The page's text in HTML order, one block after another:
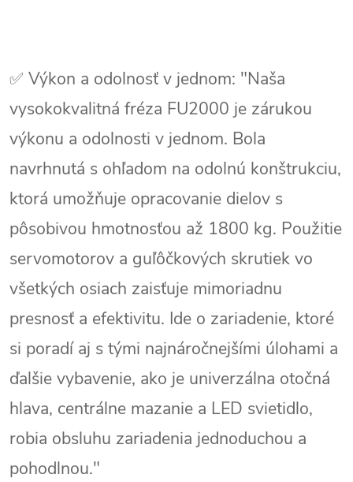
✅ Výkon a odolnosť v jednom: "Naša
vysokokvalitná fréza FU2000 je zárukou
výkonu a odolnosti v jednom. Bola
navrhnutá s ohľadom na odolnú konštrukciu,
ktorá umožňuje opracovanie dielov s
pôsobivou hmotnosťou až 1800 kg. Použitie
servomotorov a guľôčkových skrutiek vo
všetkých osiach zaisťuje mimoriadnu
presnosť a efektivitu. Ide o zariadenie, ktoré
si poradí aj s tými najnáročnejšími úlohami a
ďalšie vybavenie, ako je univerzálna otočná
hlava, centrálne mazanie a LED svietidlo,
robia obsluhu zariadenia jednoduchou a
pohodlnou."